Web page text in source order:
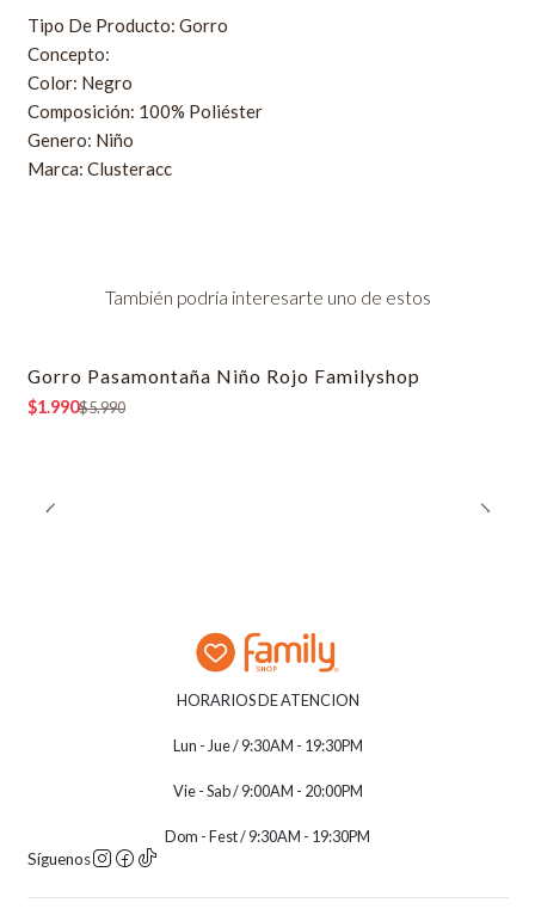
Tipo De Producto: Gorro
Concepto:
Color: Negro
Composición: 100% Poliéster
Genero: Niño
Marca: Clusteracc
También podría interesarte uno de estos
-67% OFF
Gorro Pasamontaña Niño Rojo Familyshop
$1.990$5.990
HORARIOS DE ATENCION
Lun - Jue / 9:30AM - 19:30PM
Vie - Sab / 9:00AM - 20:00PM
Dom - Fest / 9:30AM - 19:30PM
Síguenos